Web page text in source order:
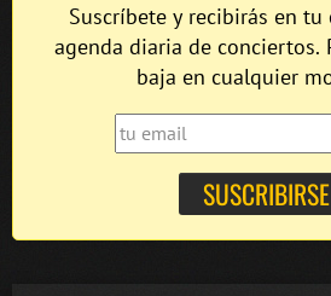
Suscríbete y recibirás en tu
agenda diaria de conciertos.
baja en cualquier